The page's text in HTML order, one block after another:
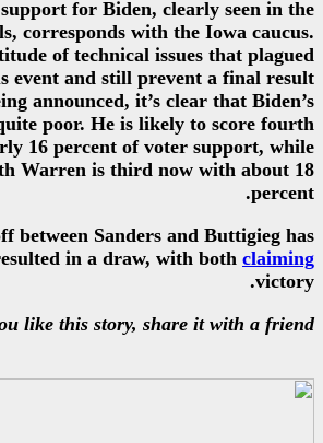
Dwindling support for
opinion polls,
Despite the multitude of
the scandalous event and
from being
performance was quite poor. He
in Iowa with nearly 16 percent
Sen. Elizabeth Warren is
The standoff between
effectively resulted in a
If you like this